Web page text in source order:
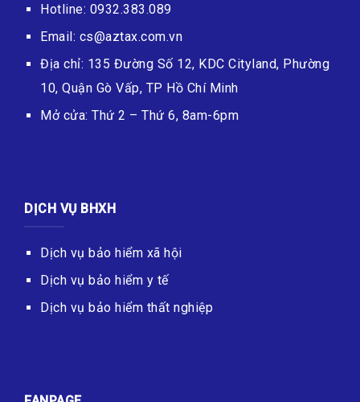
Hotline: 0932.383.089
Email: cs@aztax.com.vn
Địa chỉ: 135 Đường Số 12, KDC Cityland, Phường
10, Quận Gò Vấp, TP Hồ Chí Minh
Mở cửa: Thứ 2 – Thứ 6, 8am-6pm
DỊCH VỤ BHXH
Dịch vụ bảo hiểm xã hội
Dịch vụ bảo hiểm y tế
Dịch vụ bảo hiểm thất nghiệp